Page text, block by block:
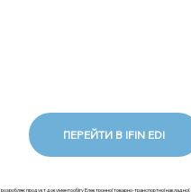
ПЕРЕЙТИ В IFIN EDI
розробляє продукт документообігу Електронної товарно-транспортної накладної.